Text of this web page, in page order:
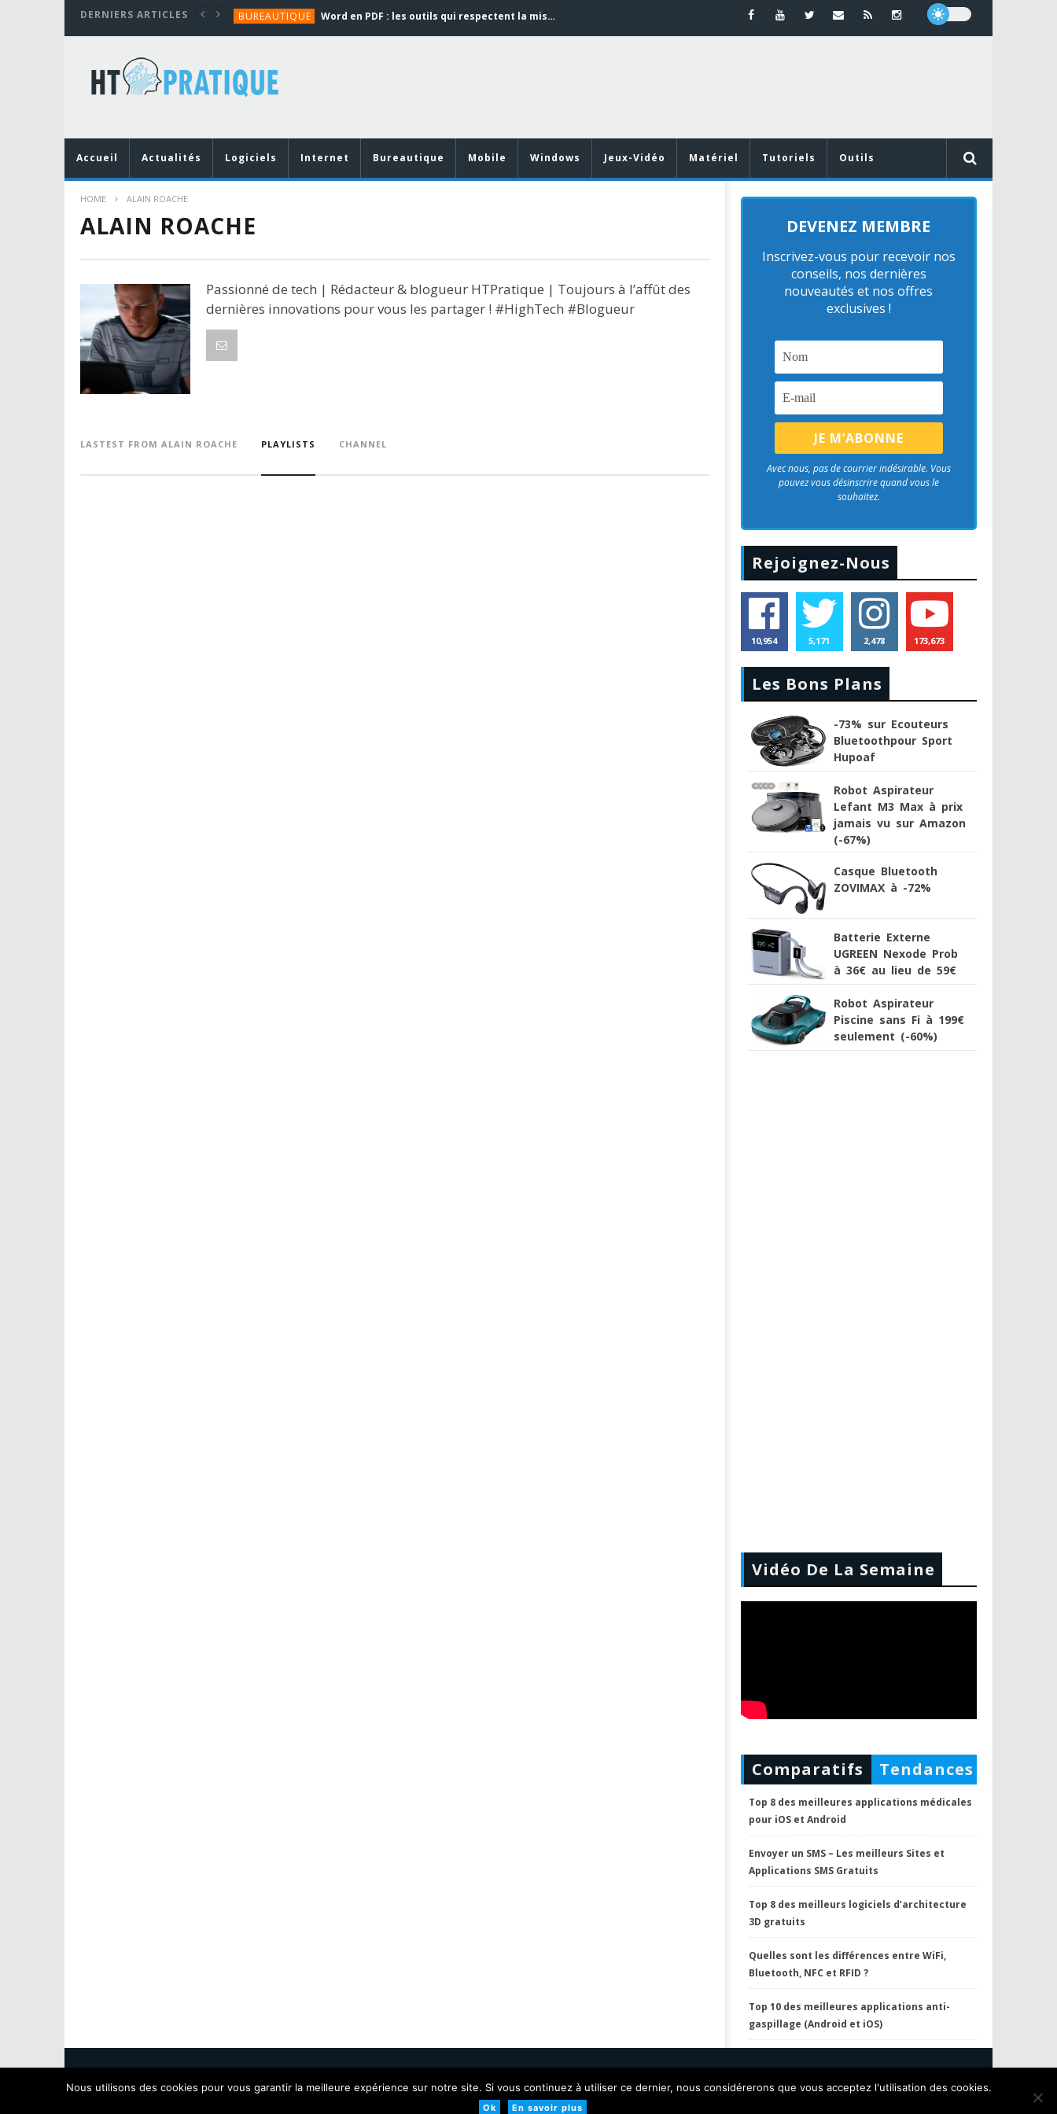
DERNIERS ARTICLES BUREAUTIQUE Word en PDF : les outils qui respectent la mise en page
TUTORIALS
MATÉRIEL
BUREAUTIQUE Word en PDF : les outils qui respectent la mise en page
Accueil Actualités Logiciels Internet Bureautique Mobile Windows Jeux-Vidéo Matériel Tutoriels Outils
HOME ALAIN ROACHE
ALAIN ROACHE
Passionné de tech | Rédacteur & blogueur HTPratique | Toujours à l’affût des
dernières innovations pour vous les partager ! #HighTech #Blogueur
LASTEST FROM ALAIN ROACHE PLAYLISTS CHANNEL
DEVENEZ MEMBRE
Inscrivez-vous pour recevoir nos
conseils, nos dernières
nouveautés et nos offres
exclusives !
Avec nous, pas de courrier indésirable. Vous
pouvez vous désinscrire quand vous le
souhaitez.
Rejoignez-Nous
10,954 5,171 2,478 173,673
Les Bons Plans
-73% sur Ecouteurs
Bluetoothpour Sport
Hupoaf
Robot Aspirateur
Lefant M3 Max à prix
jamais vu sur Amazon
(-67%)
Casque Bluetooth
ZOVIMAX à -72%
Batterie Externe
UGREEN Nexode Prob
à 36€ au lieu de 59€
Robot Aspirateur
Piscine sans Fi à 199€
seulement (-60%)
Vidéo De La Semaine
Comparatifs Tendances
Top 8 des meilleures applications médicales
pour iOS et Android
Envoyer un SMS – Les meilleurs Sites et
Applications SMS Gratuits
Top 8 des meilleurs logiciels d’architecture
3D gratuits
Quelles sont les différences entre WiFi,
Bluetooth, NFC et RFID ?
Top 10 des meilleures applications anti-
gaspillage (Android et iOS)
A propos
Nous utilisons des cookies pour vous garantir la meilleure expérience sur notre site. Si vous continuez à utiliser ce dernier, nous considérerons que vous acceptez l'utilisation des cookies.
Ok En savoir plus